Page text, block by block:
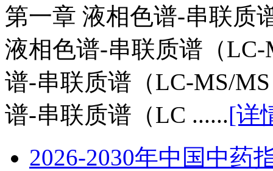
第一章 液相色谱-串联质
液相色谱-串联质谱（
谱-串联质谱（LC-MS/
谱-串联质谱（LC ......[详
2026-2030年中国中药